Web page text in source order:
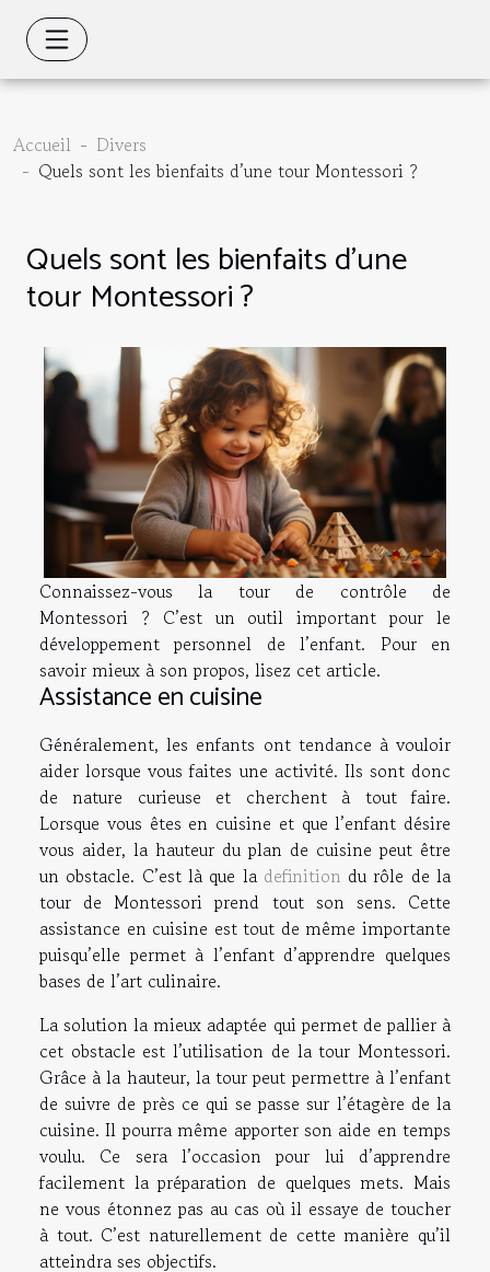
Accueil
Divers
Quels sont les bienfaits d’une tour Montessori ?
Quels sont les bienfaits d’une
tour Montessori ?
Connaissez-vous la tour de contrôle de
Montessori ? C’est un outil important pour le
développement personnel de l’enfant. Pour en
savoir mieux à son propos, lisez cet article.
Assistance en cuisine
Généralement, les enfants ont tendance à vouloir
aider lorsque vous faites une activité. Ils sont donc
de nature curieuse et cherchent à tout faire.
Lorsque vous êtes en cuisine et que l’enfant désire
vous aider, la hauteur du plan de cuisine peut être
un obstacle. C’est là que la definition du rôle de la
tour de Montessori prend tout son sens. Cette
assistance en cuisine est tout de même importante
puisqu’elle permet à l’enfant d’apprendre quelques
bases de l’art culinaire.
La solution la mieux adaptée qui permet de pallier à
cet obstacle est l’utilisation de la tour Montessori.
Grâce à la hauteur, la tour peut permettre à l’enfant
de suivre de près ce qui se passe sur l’étagère de la
cuisine. Il pourra même apporter son aide en temps
voulu. Ce sera l’occasion pour lui d’apprendre
facilement la préparation de quelques mets. Mais
ne vous étonnez pas au cas où il essaye de toucher
à tout. C’est naturellement de cette manière qu’il
atteindra ses objectifs.